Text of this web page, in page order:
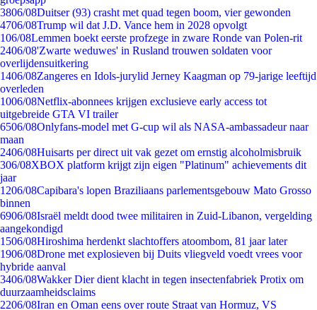
3806/08Duitser (93) crasht met quad tegen boom, vier gewonden
4706/08Trump wil dat J.D. Vance hem in 2028 opvolgt
106/08Lemmen boekt eerste profzege in zware Ronde van Polen-rit
2406/08'Zwarte weduwes' in Rusland trouwen soldaten voor
overlijdensuitkering
1406/08Zangeres en Idols-jurylid Jerney Kaagman op 79-jarige leeftijd
overleden
1006/08Netflix-abonnees krijgen exclusieve early access tot
uitgebreide GTA VI trailer
6506/08Onlyfans-model met G-cup wil als NASA-ambassadeur naar
maan
2406/08Huisarts per direct uit vak gezet om ernstig alcoholmisbruik
306/08XBOX platform krijgt zijn eigen "Platinum" achievements dit
jaar
1206/08Capibara's lopen Braziliaans parlementsgebouw Mato Grosso
binnen
6906/08Israël meldt dood twee militairen in Zuid-Libanon, vergelding
aangekondigd
1506/08Hiroshima herdenkt slachtoffers atoombom, 81 jaar later
1906/08Drone met explosieven bij Duits vliegveld voedt vrees voor
hybride aanval
3406/08Wakker Dier dient klacht in tegen insectenfabriek Protix om
duurzaamheidsclaims
2206/08Iran en Oman eens over route Straat van Hormuz, VS